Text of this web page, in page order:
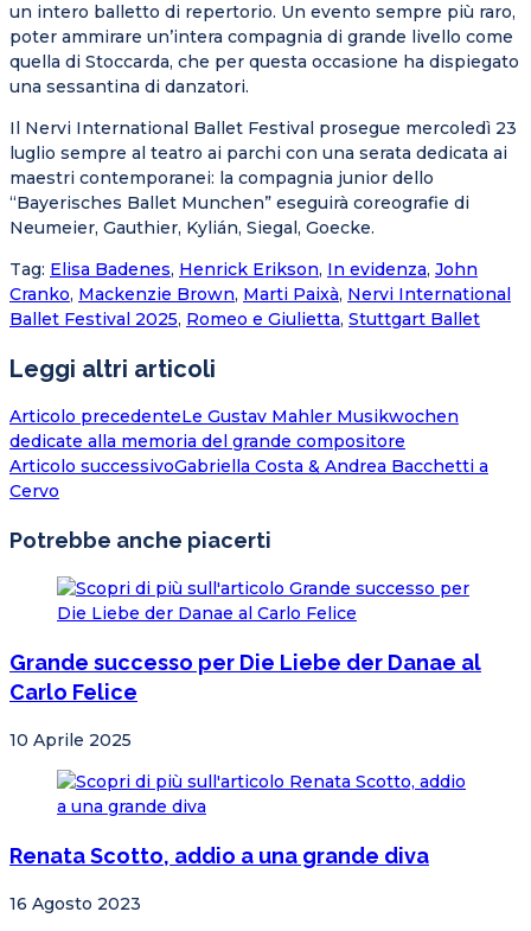
un intero balletto di repertorio. Un evento sempre più raro,
poter ammirare un’intera compagnia di grande livello come
quella di Stoccarda, che per questa occasione ha dispiegato
una sessantina di danzatori.
Il Nervi International Ballet Festival prosegue mercoledì 23
luglio sempre al teatro ai parchi con una serata dedicata ai
maestri contemporanei: la compagnia junior dello
“Bayerisches Ballet Munchen” eseguirà coreografie di
Neumeier, Gauthier, Kylián, Siegal, Goecke.
Tag: Elisa Badenes, Henrick Erikson, In evidenza, John
Cranko, Mackenzie Brown, Marti Paixà, Nervi International
Ballet Festival 2025, Romeo e Giulietta, Stuttgart Ballet
Leggi altri articoli
Articolo precedenteLe Gustav Mahler Musikwochen
dedicate alla memoria del grande compositore
Articolo successivoGabriella Costa & Andrea Bacchetti a
Cervo
Potrebbe anche piacerti
Grande successo per Die Liebe der Danae al
Carlo Felice
10 Aprile 2025
Renata Scotto, addio a una grande diva
16 Agosto 2023